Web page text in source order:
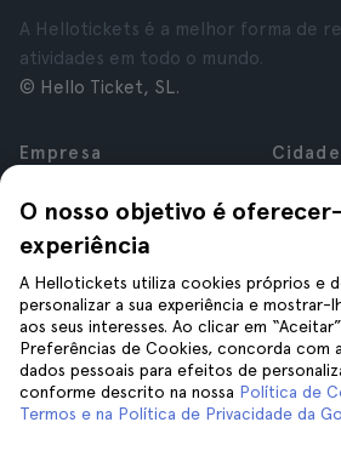
O nosso objetivo é
experiência
A Hellotickets utiliza cookies próprios e
personalizar a sua experiência e mostrar-
aos seus interesses. Ao clicar em
Preferências de Cookies, concorda com
dados pessoais para efeitos de
conforme descrito na nossa Política de
Termos e na Política de Privacidade da
A Hellotickets é a melhor forma de
atividades em todo o mundo.
© Hello Ticket, SL.
Empresa
Carreiras
Afiliados
Avaliações
Privacidade
Termos e Condições
Aviso Legal
Cookies
Roma
Londres
Cracóvia